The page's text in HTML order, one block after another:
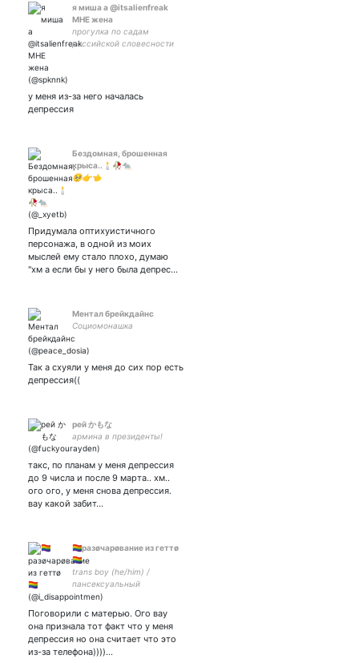
я миша а @itsalienfreak
МНЕ жена
прогулка по садам
российской словесности
у меня из-за него началась
депрессия
Бездомная, брошенная
крыса..🕯️🥀🐀
🥺👉👈
Придумала оптихуистичного
персонажа, в одной из моих
мыслей ему стало плохо, думаю
"хм а если бы у него была депрес…
Ментал брейкдайнс
Социомонашка
Так а схуяли у меня до сих пор есть
депрессия((
рей かもな
армина в президенты!
такс, по планам у меня депрессия
до 9 числа и после 9 марта.. хм..
ого ого, у меня снова депрессия.
вау какой забит…
🏳️‍🌈разøчарøвание из геттø
🏳️‍🌈
trans boy (he/him) /
пансексуальный
нечеловекоподобный
open/ мое солнышко: 4276
4000 8836 5243- на сиги
Поговорили с матерью. Ого вау
она признала тот факт что у меня
депрессия но она считает что это
из-за телефона))))…